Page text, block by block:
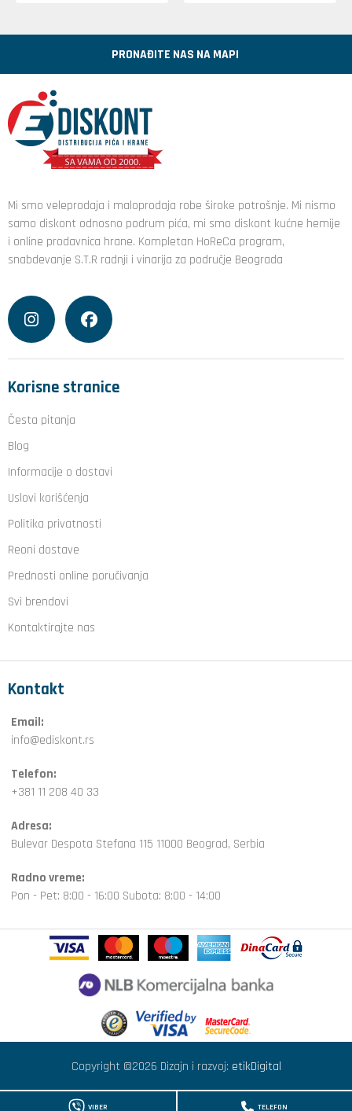
PRONAĐITE NAS NA MAPI
Mi smo veleprodaja i maloprodaja robe široke potrošnje. Mi nismo
samo diskont odnosno podrum pića, mi smo diskont kućne hemije
i online prodavnica hrane. Kompletan HoReCa program,
snabdevanje S.T.R radnji i vinarija za područje Beograda
Korisne stranice
Česta pitanja
Blog
Informacije o dostavi
Uslovi korišćenja
Politika privatnosti
Reoni dostave
Prednosti online poručivanja
Svi brendovi
Kontaktirajte nas
Kontakt
Email:
info@ediskont.rs
Telefon:
+381 11 208 40 33
Adresa:
Bulevar Despota Stefana 115 11000 Beograd, Serbia
Radno vreme:
Pon - Pet: 8:00 - 16:00 Subota: 8:00 - 14:00
Copyright ©2026 Dizajn i razvoj: etikDigital
VIBER TELEFON